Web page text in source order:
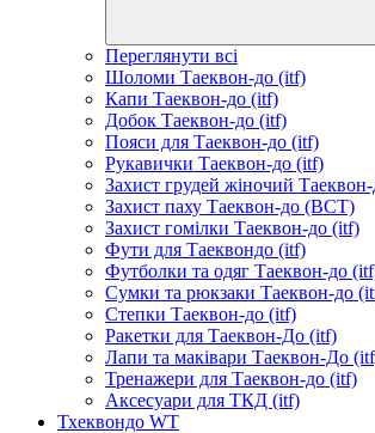
Переглянути всі
Шоломи Таеквон-до (itf)
Капи Таеквон-до (itf)
Добок Таеквон-до (itf)
Пояси для Таеквон-до (itf)
Рукавички Таеквон-до (itf)
Захист грудей жіночий
Захист паху Таеквон-до (ВСТ)
Захист гомілки Таеквон-до (itf)
Фути для Таеквондо (itf)
Футболки та одяг Таеквон-до
Сумки та рюкзаки Таеквон-до
Степки Таеквон-до (itf)
Ракетки для Таеквон-До (itf)
Лапи та маківари Таеквон-До
Тренажери для Таеквон-до (itf)
Аксесуари для ТКД (itf)
Тхеквондо WT